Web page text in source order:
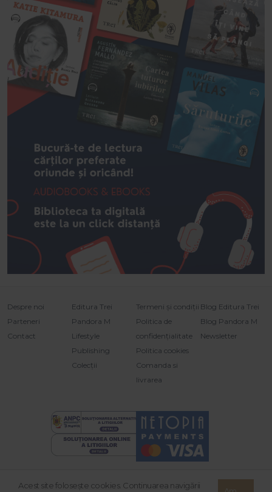
Despre noi
Parteneri
Contact
Editura Trei
Pandora M
Lifestyle
Publishing
Colecții
Termeni și condiții
Politica de
confidențialitate
Politica cookies
Comanda si
livrarea
Blog Editura Trei
Blog Pandora M
Newsletter
Acest site foloseşte cookies. Continuarea navigării